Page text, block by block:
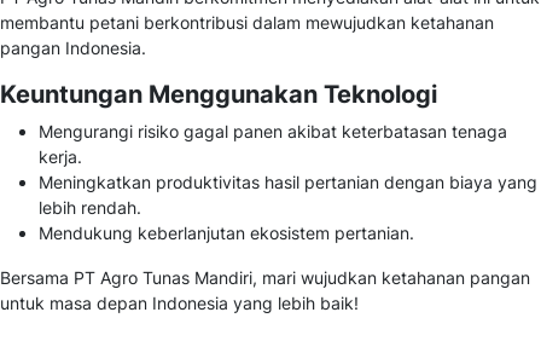
membantu petani berkontribusi dalam mewujudkan ketahanan
pangan Indonesia.
Keuntungan Menggunakan Teknologi
Mengurangi risiko gagal panen akibat keterbatasan tenaga
kerja.
Meningkatkan produktivitas hasil pertanian dengan biaya yang
lebih rendah.
Mendukung keberlanjutan ekosistem pertanian.
Bersama PT Agro Tunas Mandiri, mari wujudkan ketahanan pangan
untuk masa depan Indonesia yang lebih baik!